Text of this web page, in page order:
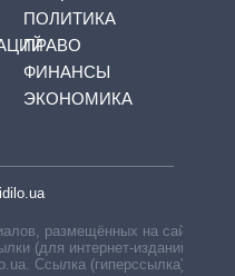
ПОЛИТИКА
ПРАВО
ФИНАНСЫ
ЭКОНОМИКА
размещённых на сайте,
(для интернет-изданий —
Ссылка (гиперссылка)